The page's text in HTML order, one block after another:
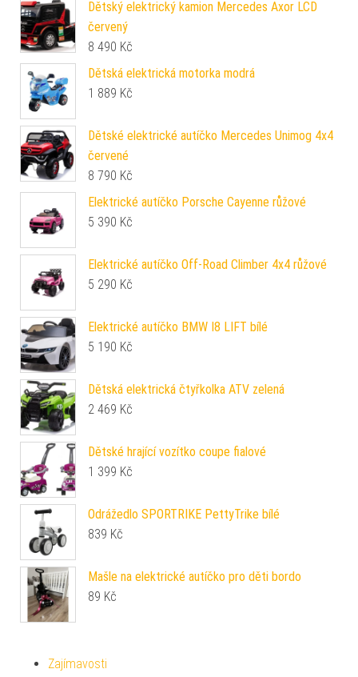
Dětský elektrický kamion Mercedes Axor LCD
červený
8 490 Kč
Dětská elektrická motorka modrá
1 889 Kč
Dětské elektrické autíčko Mercedes Unimog 4x4
červené
8 790 Kč
Elektrické autíčko Porsche Cayenne růžové
5 390 Kč
Elektrické autíčko Off-Road Climber 4x4 růžové
5 290 Kč
Elektrické autíčko BMW I8 LIFT bílé
5 190 Kč
Dětská elektrická čtyřkolka ATV zelená
2 469 Kč
Dětské hrající vozítko coupe fialové
1 399 Kč
Odrážedlo SPORTRIKE PettyTrike bílé
839 Kč
Mašle na elektrické autíčko pro děti bordo
89 Kč
Zajímavosti